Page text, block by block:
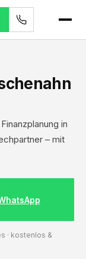
in
– mit
· kostenlos &